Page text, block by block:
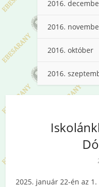
2016.
2016.
2016. október
2016.
2025. január 22-én az